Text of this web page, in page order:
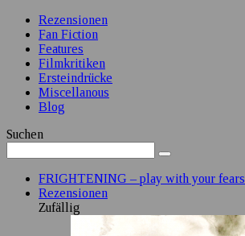
Rezensionen
Fan Fiction
Features
Filmkritiken
Ersteindrücke
Miscellanous
Blog
Suchen
FRIGHTENING – play with your fears
Rezensionen
Zufällig